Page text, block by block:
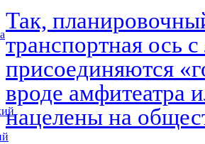
Так,
транспортная ось
присоединяются
вроде амфитеатра
нацелены на